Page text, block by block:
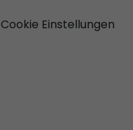
Cookie Einstellungen